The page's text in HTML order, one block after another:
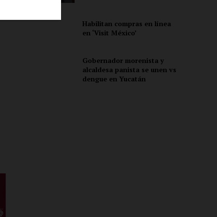
Habilitan compras en línea
en ‘Visit México’
Gobernador morenista y
alcaldesa panista se unen vs
dengue en Yucatán